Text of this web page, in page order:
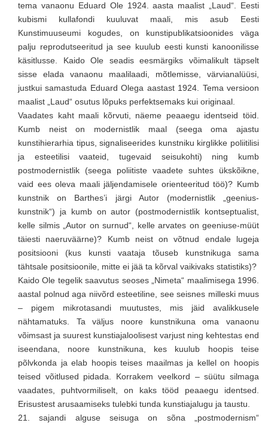
tema vanaonu Eduard Ole 1924. aasta maalist „Laud“. Eesti
kubismi kullafondi kuuluvat maali, mis asub Eesti
Kunstimuuseumi kogudes, on kunstipublikatsioonides väga
palju reprodutseeritud ja see kuulub eesti kunsti kanoonilisse
käsitlusse. Kaido Ole seadis eesmärgiks võimalikult täpselt
sisse elada vanaonu maalilaadi, mõtlemisse, värvianalüüsi,
justkui samastuda Eduard Olega aastast 1924. Tema versioon
maalist „Laud“ osutus lõpuks perfektsemaks kui originaal.
Vaadates kaht maali kõrvuti, näeme peaaegu identseid töid.
Kumb neist on modernistlik maal (seega oma ajastu
kunstihierarhia tipus, signaliseerides kunstniku kirglikke poliitilisi
ja esteetilisi vaateid, tugevaid seisukohti) ning kumb
postmodernistlik (seega poliitiste vaadete suhtes ükskõikne,
vaid ees oleva maali jäljendamisele orienteeritud töö)? Kumb
kunstnik on Barthes’i järgi Autor (modernistlik „geenius-
kunstnik“) ja kumb on autor (postmodernistlik kontseptualist,
kelle silmis „Autor on surnud“, kelle arvates on geeniuse-müüt
täiesti naeruväärne)? Kumb neist on võtnud endale lugeja
positsiooni (kus kunsti vaataja tõuseb kunstnikuga sama
tähtsale positsioonile, mitte ei jää ta kõrval vaikivaks statistiks)?
Kaido Ole tegelik saavutus seoses „Nimeta“ maalimisega 1996.
aastal polnud aga niivõrd esteetiline, see seisnes milleski muus
– pigem mikrotasandi muutustes, mis jäid avalikkusele
nähtamatuks. Ta väljus noore kunstnikuna oma vanaonu
võimsast ja suurest kunstiajaloolisest varjust ning kehtestas end
iseendana, noore kunstnikuna, kes kuulub hoopis teise
põlvkonda ja elab hoopis teises maailmas ja kellel on hoopis
teised võitlused pidada. Korrakem veelkord – süütu silmaga
vaadates, puhtvormiliselt, on kaks tööd peaaegu identsed.
Erisustest arusaamiseks tulebki tunda kunstiajalugu ja taustu.
21. sajandi alguse seisuga on sõna „postmodernism“